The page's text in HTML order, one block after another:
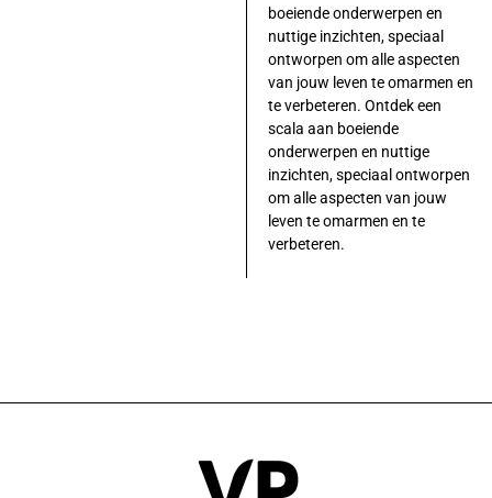
boeiende onderwerpen en
nuttige inzichten, speciaal
ontworpen om alle aspecten
van jouw leven te omarmen en
te verbeteren. Ontdek een
scala aan boeiende
onderwerpen en nuttige
inzichten, speciaal ontworpen
om alle aspecten van jouw
leven te omarmen en te
verbeteren.